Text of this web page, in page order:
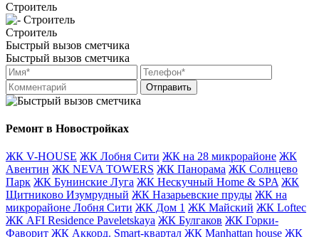
Строитель
Строитель
Быстрый вызов сметчика
Быстрый вызов сметчика
Отправить
Ремонт в Новостройках
ЖК V-HOUSE ЖК Лобня Сити ЖК на 28 микрорайоне ЖК
Авентин ЖК NEVA TOWERS ЖК Панорама ЖК Солнцево
Парк ЖК Бунинские Луга ЖК Нескучный Home & SPA ЖК
Щитниково Изумрудный ЖК Назарьевские пруды ЖК на
микрорайоне Лобня Сити ЖК Дом 1 ЖК Майский ЖК Loftec
ЖК AFI Residence Paveletskaya ЖК Булгаков ЖК Горки-
Фаворит ЖК Аккорд. Smart-квартал ЖК Manhattan house ЖК